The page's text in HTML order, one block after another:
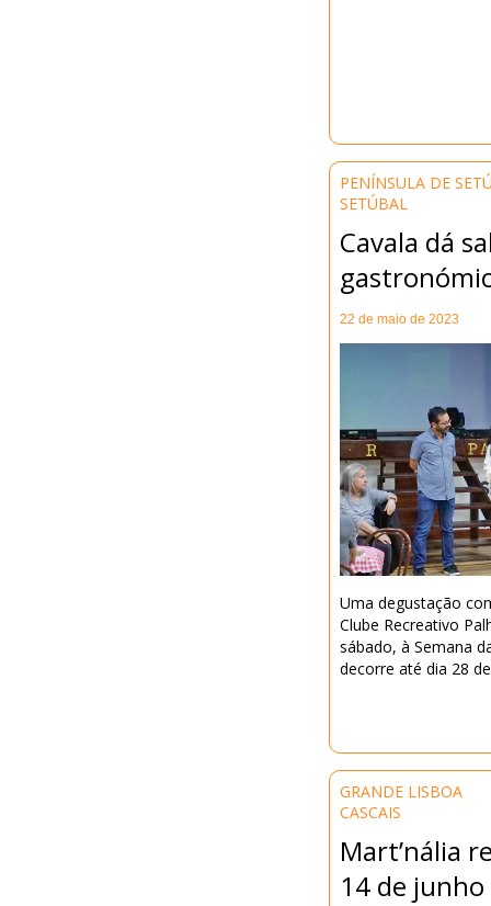
PENÍNSULA DE
SETÚBAL
Cavala dá
22 de maio de 2023
Uma degustação
Clube Recreativo
sábado, à Semana
decorre até dia 28
GRANDE LISBOA
CASCAIS
Mart’nália
14 de junho